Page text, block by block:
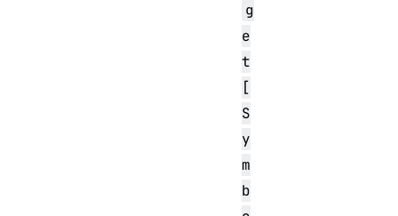
g
e
t
[
S
y
m
b